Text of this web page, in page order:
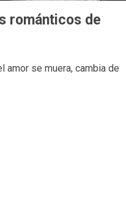
románticos de
amor se muera, cambia de